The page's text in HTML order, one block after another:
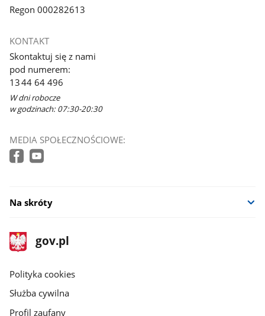
Regon 000282613
KONTAKT
Skontaktuj się z nami
pod numerem:
13 44 64 496
W dni robocze
w godzinach: 07:30-20:30
MEDIA SPOŁECZNOŚCIOWE:
Na skróty
stopka
gov.pl
Strona
gov.pl
gov.pl
Polityka cookies
Służba cywilna
Profil zaufany